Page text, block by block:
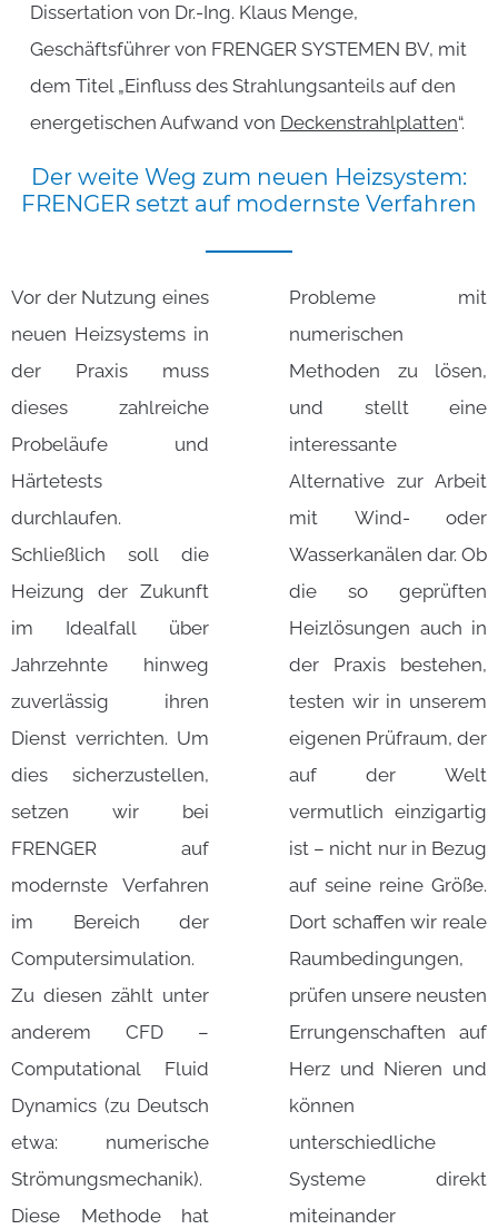
Dissertation von Dr.-Ing. Klaus Menge,
Geschäftsführer von FRENGER SYSTEMEN BV, mit
dem Titel „Einfluss des Strahlungsanteils auf den
energetischen Aufwand von Deckenstrahlplatten“.
Der weite Weg zum neuen Heizsystem:
FRENGER setzt auf modernste Verfahren
Vor der Nutzung eines
neuen Heizsystems in
der Praxis muss
dieses zahlreiche
Probeläufe und
Härtetests
durchlaufen.
Schließlich soll die
Heizung der Zukunft
im Idealfall über
Jahrzehnte hinweg
zuverlässig ihren
Dienst verrichten. Um
dies sicherzustellen,
setzen wir bei
FRENGER auf
modernste Verfahren
im Bereich der
Computersimulation.
Zu diesen zählt unter
anderem CFD –
Computational Fluid
Dynamics (zu Deutsch
etwa: numerische
Strömungsmechanik).
Diese Methode hat
Probleme mit
numerischen
Methoden zu lösen,
und stellt eine
interessante
Alternative zur Arbeit
mit Wind- oder
Wasserkanälen dar. Ob
die so geprüften
Heizlösungen auch in
der Praxis bestehen,
testen wir in unserem
eigenen Prüfraum, der
auf der Welt
vermutlich einzigartig
ist – nicht nur in Bezug
auf seine reine Größe.
Dort schaffen wir reale
Raumbedingungen,
prüfen unsere neusten
Errungenschaften auf
Herz und Nieren und
können
unterschiedliche
Systeme direkt
miteinander